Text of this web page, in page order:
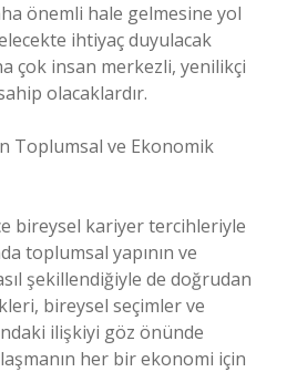
önemli hale gelmesine yol
ihtiyaç duyulacak
çok insan merkezli, yenilikçi
olacaklardır.
Toplumsal ve Ekonomik
bireysel kariyer tercihleriyle
toplumsal yapının ve
şekillendiğiyle de doğrudan
bireysel seçimler ve
ilişkiyi göz önünde
her bir ekonomi için